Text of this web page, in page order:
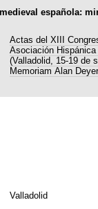
española:
Actas del XIII
Asociación
(Valladolid, 15-19 de
Memoriam Alan
Valladolid